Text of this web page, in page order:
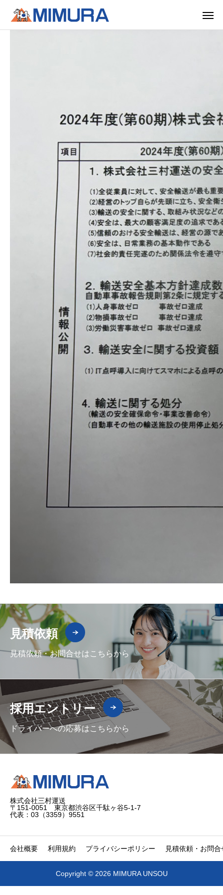
見積依頼
見積依頼・お問合せはこちらから
採用エントリー
ドライバーへの応募はこちらから
株式会社三村運送
〒151-0051 東京都渋谷区千駄ヶ谷5-1-7
代表：03（3359）9551
会社概要 利用規約 プライバシーポリシー 見積依頼・お問合
Copyright © 2026 MIMURA UNSOU